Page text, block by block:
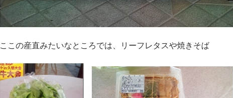
ここの産直みたいなところでは、リーフレタスや焼きそば